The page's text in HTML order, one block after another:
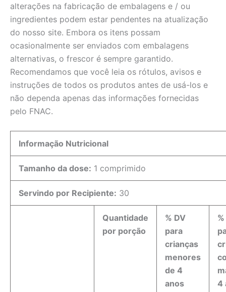
alterações na fabricação de embalagens e / ou
ingredientes podem estar pendentes na atualização
do nosso site. Embora os itens possam
ocasionalmente ser enviados com embalagens
alternativas, o frescor é sempre garantido.
Recomendamos que você leia os rótulos, avisos e
instruções de todos os produtos antes de usá-los e
não dependa apenas das informações fornecidas
pelo FNAC.
Informação Nutricional
Tamanho da dose: 1 comprimido
Servindo por Recipiente: 30
Quantidade
por porção
% DV
para
crianças
menores
de 4
anos
4